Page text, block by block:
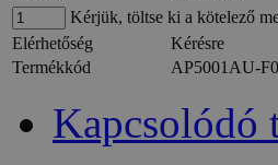
Kérjük, töltse ki a kötelező
Elérhetőség
Kérésre
Termékkód
AP5001AU-
Kapcsolódó